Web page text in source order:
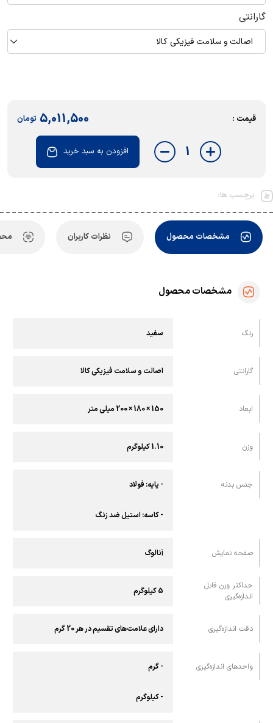
گارانتی
اصالت و سلامت فیزیکی کالا
قیمت : 5,011,500 تومان
1 افزودن به سبد خرید
برچسب ها:
مشخصات محصول نظرات کاربران
مشخصات محصول
رنگ سفید
گارانتی اصالت و سلامت فیزیکی کالا
ابعاد 150 × 180 × 200 میلی متر
وزن 1.10 کیلوگرم
جنس بدنه - پایه: فولاد
- کاسه: استیل ضد زنگ
صفحه نمایش آنالوگ
حداکثر وزن قابل
اندازه‌گیری
5 کیلوگرم
دقت اندازه‌گیری دارای علامت‌های تقسیم در هر 20 گرم
واحدهای اندازه‌گیری - گرم
- کیلوگرم